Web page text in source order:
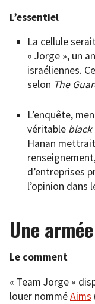
L’essentiel
La cellule
« Jorge », un
israéliennes.
selon The
L’enquête,
véritable black
Hanan
d’entreprises
l’opinion dans
Une
Le comment
« Team Jorge »
louer nomméAims